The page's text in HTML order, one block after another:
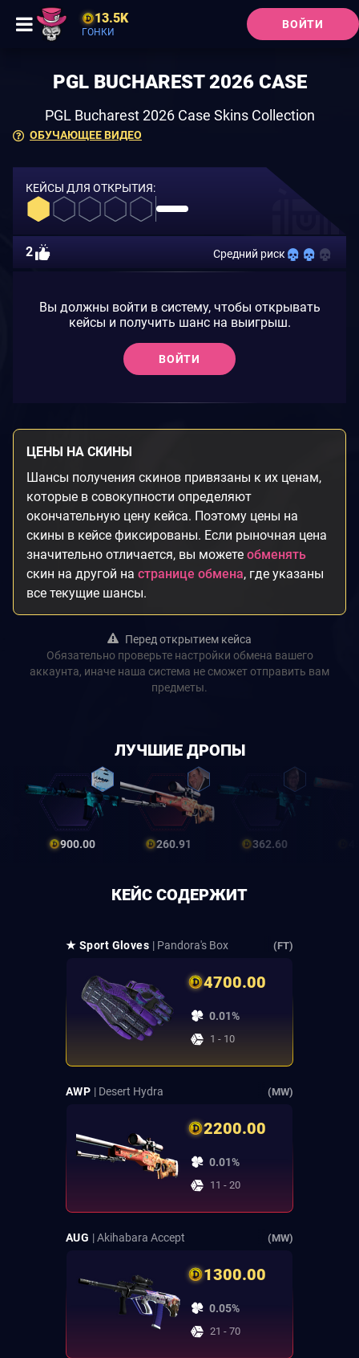
13.5K
ГОНКИ
ВОЙТИ
ОБУЧАЮЩЕЕ ВИДЕО
PGL BUCHAREST 2026 CASE
PGL Bucharest 2026 Case Skins Collection
КЕЙСЫ ДЛЯ ОТКРЫТИЯ:
2 Средний риск
Вы должны войти в систему, чтобы открывать
кейсы и получить шанс на выигрыш.
ВОЙТИ
ЦЕНЫ НА СКИНЫ
Шансы получения скинов привязаны к их ценам,
которые в совокупности определяют
окончательную цену кейса. Поэтому цены на
скины в кейсе фиксированы. Если рыночная цена
значительно отличается, вы можете обменять
скин на другой на странице обмена, где указаны
все текущие шансы.
Перед открытием кейса
Обязательно проверьте настройки обмена вашего
аккаунта, иначе наша система не сможет отправить вам
предметы.
ЛУЧШИЕ ДРОПЫ
900.00 260.91 362.60
КЕЙС СОДЕРЖИТ
★ Sport Gloves | Pandora's Box (FT)
4700.00
0.01%
1 - 10
AWP | Desert Hydra (MW)
2200.00
0.01%
11 - 20
AUG | Akihabara Accept (MW)
1300.00
0.05%
21 - 70